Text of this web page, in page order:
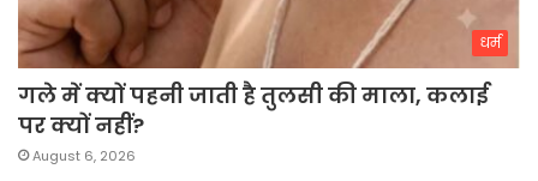
धर्म
गले में क्यों पहनी जाती है तुलसी की माला, कलाई
पर क्यों नहीं?
August 6, 2026